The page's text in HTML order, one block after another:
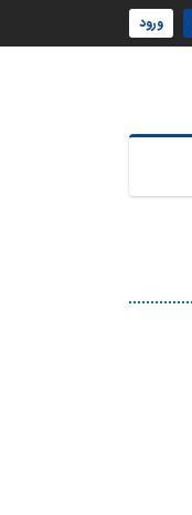
ورود